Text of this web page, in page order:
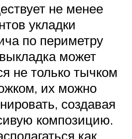
не менее
укладки
по периметру
может
не только тычком
их можно
создавая
композицию.
как